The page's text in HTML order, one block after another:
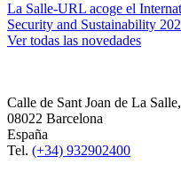
La Salle-URL acoge el
Security and Sustainability
Ver todas las novedades
Calle de Sant Joan de La
08022 Barcelona
España
Tel. (+34) 932902400